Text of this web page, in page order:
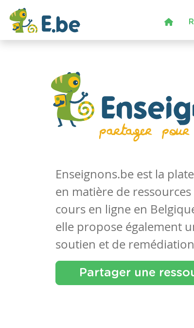
Enseignons.be est la
en matière de
cours en ligne en
elle propose également
soutien et de
Partager une